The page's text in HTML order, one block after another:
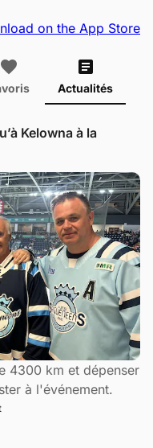
Actualités
Kelowna à la
4300 km et dépenser
à l'événement.